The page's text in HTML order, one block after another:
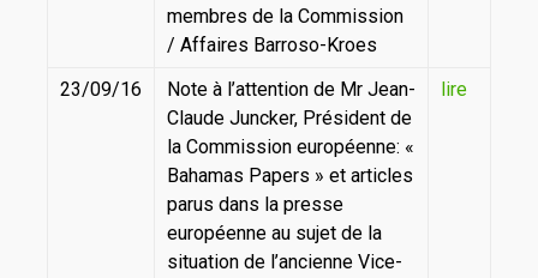
membres de la Commission
/ Affaires Barroso-Kroes
23/09/16
Note à l’attention de Mr Jean-
Claude Juncker, Président de
la Commission européenne: «
Bahamas Papers » et articles
parus dans la presse
européenne au sujet de la
situation de l’ancienne Vice-
lire